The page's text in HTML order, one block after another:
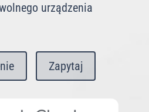
urządzenia
Zapytaj